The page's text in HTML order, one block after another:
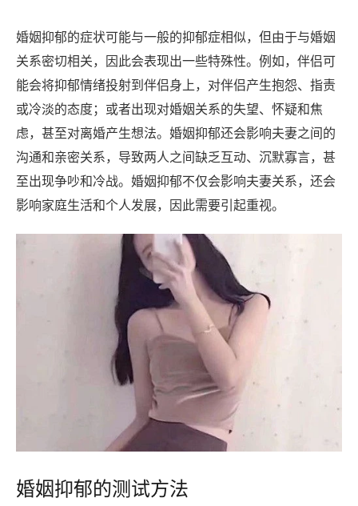
婚姻抑郁的症状可能与一般的抑郁症相似，但由于与婚姻
关系密切相关，因此会表现出一些特殊性。例如，伴侣可
能会将抑郁情绪投射到伴侣身上，对伴侣产生抱怨、指责
或冷淡的态度；或者出现对婚姻关系的失望、怀疑和焦
虑，甚至对离婚产生想法。婚姻抑郁还会影响夫妻之间的
沟通和亲密关系，导致两人之间缺乏互动、沉默寡言，甚
至出现争吵和冷战。婚姻抑郁不仅会影响夫妻关系，还会
影响家庭生活和个人发展，因此需要引起重视。
婚姻抑郁的测试方法